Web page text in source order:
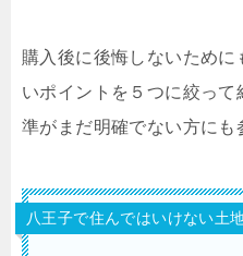
購入後に後悔しないため
いポイントを５つに絞っ
準がまだ明確でない方にも
八王子で住んではいけない土